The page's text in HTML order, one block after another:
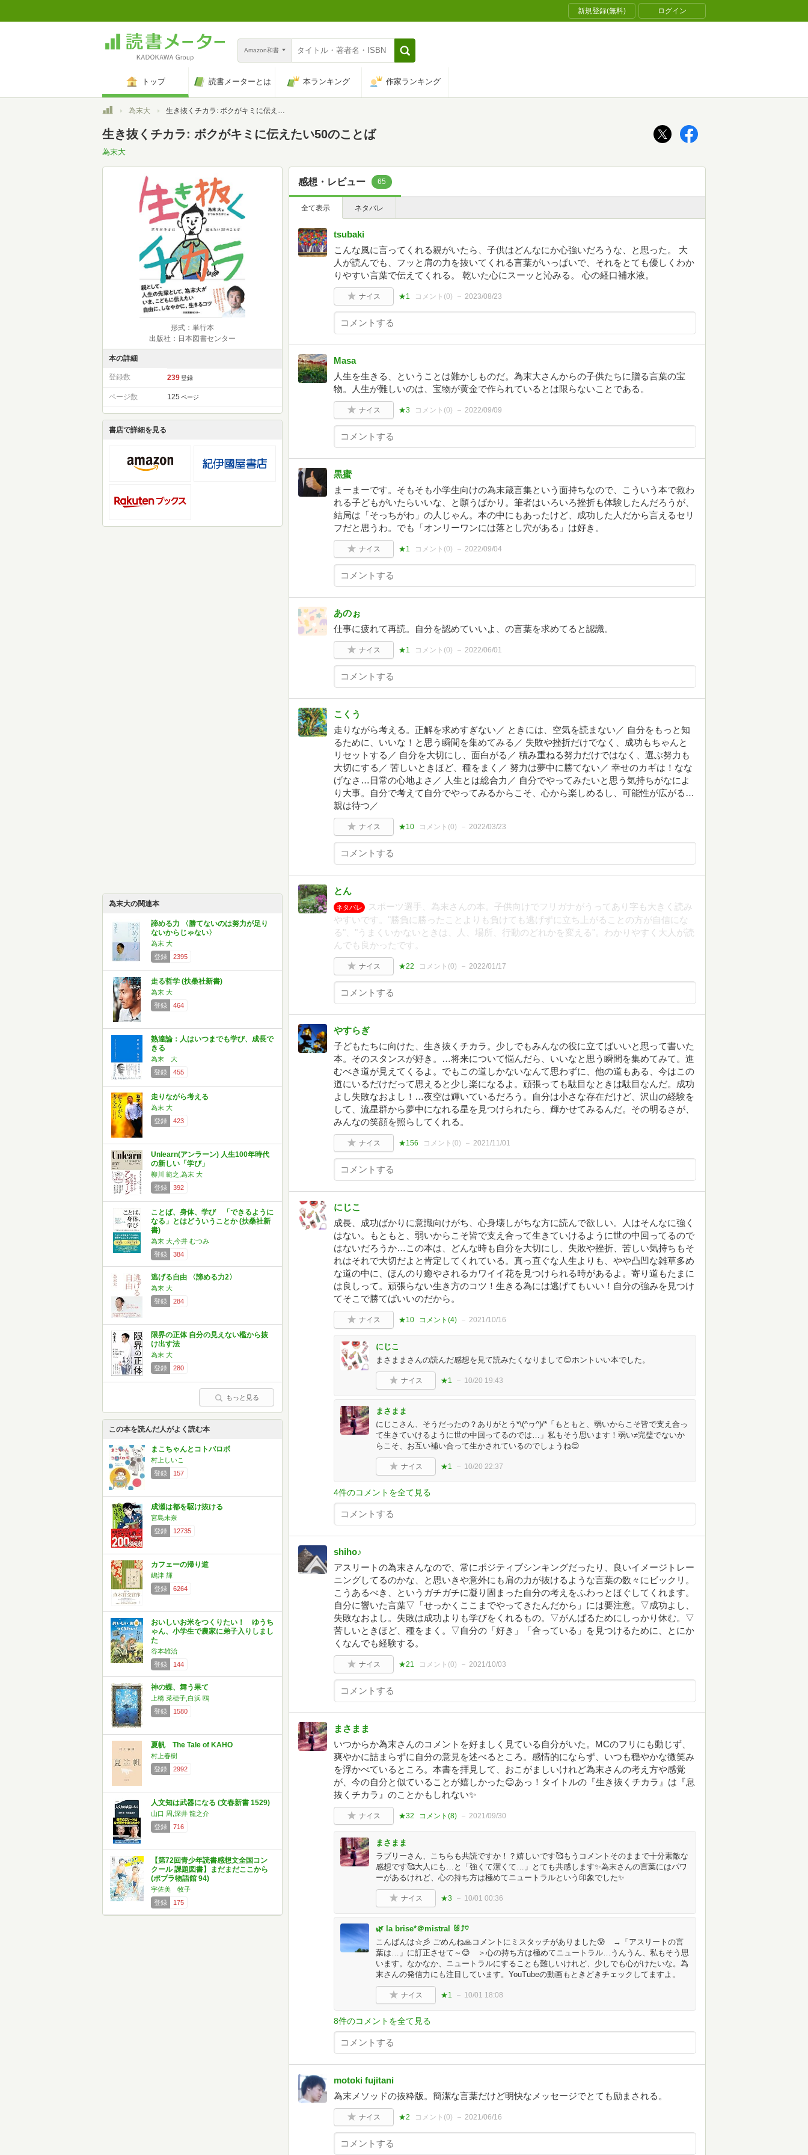
新規登録(無料) ログイン
Amazon和書
トップ 読書メーターとは 本ランキング 作家ランキング
トップ為末大 生き抜くチカラ: ボクがキミに伝えたい50のことば
生き抜くチカラ: ボクがキミに伝えたい50のことば
為末大
形式：単行本
出版社：日本図書センター
本の詳細
登録数 239 登録
ページ数 125 ページ
書店で詳細を見る
為末大の関連本
諦める力 〈勝てないのは努力が足り
ないからじゃない〉
為末 大
登録
2395
走る哲学 (扶桑社新書)
為末 大
登録
464
熟達論：人はいつまでも学び、成長で
きる
為末 大
登録
455
走りながら考える
為末 大
登録
423
Unlearn(アンラーン) 人生100年時代
の新しい「学び」
柳川 範之,為末 大
登録
392
ことば、身体、学び 「できるように
なる」とはどういうことか (扶桑社新
書)
為末 大,今井 むつみ
登録
384
逃げる自由 〈諦める力2〉
為末 大
登録
284
限界の正体 自分の見えない檻から抜
け出す法
為末 大
登録
280
もっと見る
この本を読んだ人がよく読む本
まこちゃんとコトバロボ
村上しいこ
登録
157
成瀬は都を駆け抜ける
宮島未奈
登録
12735
カフェーの帰り道
嶋津 輝
登録
6264
おいしいお米をつくりたい！ ゆうち
ゃん、小学生で農家に弟子入りしまし
た
谷本雄治
登録
144
神の蝶、舞う果て
上橋 菜穂子,白浜 鴎
登録
1580
夏帆 The Tale of KAHO
村上春樹
登録
2992
人文知は武器になる (文春新書 1529)
山口 周,深井 龍之介
登録
716
【第72回青少年読書感想文全国コン
クール 課題図書】まだまだここから
(ポプラ物語館 94)
宇佐美 牧子
登録
175
感想・レビュー 65
全て表示 ネタバレ
tsubaki
こんな風に言ってくれる親がいたら、子供はどんなにか心強いだろうな、と思った。 大
人が読んでも、フッと肩の力を抜いてくれる言葉がいっぱいで、それをとても優しくわか
りやすい言葉で伝えてくれる。 乾いた心にスーッと沁みる。 心の経口補水液。
ナイス ★1 コメント(0) 2023/08/23
Masa
人生を生きる、ということは難かしものだ。為末大さんからの子供たちに贈る言葉の宝
物。人生が難しいのは、宝物が黄金で作られているとは限らないことである。
ナイス ★3 コメント(0) 2022/09/09
黒蜜
まーまーです。そもそも小学生向けの為末箴言集という面持ちなので、こういう本で救わ
れる子どもがいたらいいな、と願うばかり。筆者はいろいろ挫折も体験したんだろうが、
結局は「そっちがわ」の人じゃん。本の中にもあったけど、成功した人だから言えるセリ
フだと思うわ。でも「オンリーワンには落とし穴がある」は好き。
ナイス ★1 コメント(0) 2022/09/04
あのぉ
仕事に疲れて再読。自分を認めていいよ、の言葉を求めてると認識。
ナイス ★1 コメント(0) 2022/06/01
こくう
走りながら考える。正解を求めすぎない／ ときには、空気を読まない／ 自分をもっと知
るために、いいな！と思う瞬間を集めてみる／ 失敗や挫折だけでなく、成功もちゃんと
リセットする／ 自分を大切にし、面白がる／ 積み重ねる努力だけではなく、選ぶ努力も
大切にする／ 苦しいときほど、種をまく／ 努力は夢中に勝てない／ 幸せのカギは！なな
げなさ…日常の心地よさ／ 人生とは総合力／ 自分でやってみたいと思う気持ちがなによ
り大事。自分で考えて自分でやってみるからこそ、心から楽しめるし、可能性が広がる…
親は待つ／
ナイス ★10 コメント(0) 2022/03/23
とん
ネタバレ
スポーツ選手、為末さんの本。子供向けでフリガナがうってあり字も大きく読み
やすいです。"勝負に勝ったことよりも負けても逃げずに立ち上がることの方が自信にな
る"、"うまくいかないときは、人、場所、行動のどれかを変える"。わかりやすく大人が読
んでも良かったです。
ナイス ★22 コメント(0) 2022/01/17
やすらぎ
子どもたちに向けた、生き抜くチカラ。少しでもみんなの役に立てばいいと思って書いた
本。そのスタンスが好き。…将来について悩んだら、いいなと思う瞬間を集めてみて。進
むべき道が見えてくるよ。でもこの道しかないなんて思わずに、他の道もある、今はこの
道にいるだけだって思えると少し楽になるよ。頑張っても駄目なときは駄目なんだ。成功
よし失敗なおよし！…夜空は輝いているだろう。自分は小さな存在だけど、沢山の経験を
して、流星群から夢中になれる星を見つけられたら、輝かせてみるんだ。その明るさが、
みんなの笑顔を照らしてくれる。
ナイス ★156 コメント(0) 2021/11/01
にじこ
成長、成功ばかりに意識向けがち、心身壊しがちな方に読んで欲しい。人はそんなに強く
はない。もともと、弱いからこそ皆で支え合って生きていけるように世の中回ってるので
はないだろうか…この本は、どんな時も自分を大切にし、失敗や挫折、苦しい気持ちもそ
れはそれで大切だよと肯定してくれている。真っ直ぐな人生よりも、やや凸凹な雑草多め
な道の中に、ほんのり癒やされるカワイイ花を見つけられる時があるよ。寄り道もたまに
は良しって。頑張らない生き方のコツ！生きる為には逃げてもいい！自分の強みを見つけ
てそこで勝てばいいのだから。
ナイス ★10 コメント(4) 2021/10/16
にじこ
まさままさんの読んだ感想を見て読みたくなりまして😊ホントいい本でした。
ナイス ★1 10/20 19:43
まさまま
にじこさん、そうだったの？ありがとう*\(^ヮ^)/*「もともと、弱いからこそ皆で支え合っ
て生きていけるように世の中回ってるのでは…」私もそう思います！弱い≠完璧でないか
らこそ、お互い補い合って生かされているのでしょうね😊
ナイス ★1 10/20 22:37
4件のコメントを全て見る
shiho♪
アスリートの為末さんなので、常にポジティブシンキングだったり、良いイメージトレー
ニングしてるのかな、と思いきや意外にも肩の力が抜けるような言葉の数々にビックリ。
こうあるべき、というガチガチに凝り固まった自分の考えをふわっとほぐしてくれます。
自分に響いた言葉▽「せっかくここまでやってきたんだから」には要注意。▽成功よし、
失敗なおよし。失敗は成功よりも学びをくれるもの。▽がんばるためにしっかり休む。▽
苦しいときほど、種をまく。▽自分の「好き」「合っている」を見つけるために、とにか
くなんでも経験する。
ナイス ★21 コメント(0) 2021/10/03
まさまま
いつからか為末さんのコメントを好ましく見ている自分がいた。MCのフリにも動じず、
爽やかに詰まらずに自分の意見を述べるところ。感情的にならず、いつも穏やかな微笑み
を浮かべているところ。本書を拝見して、おこがましいけれど為末さんの考え方や感覚
が、今の自分と似ていることが嬉しかった😊あっ！タイトルの『生き抜くチカラ』は『息
抜くチカラ』のことかもしれない✨
ナイス ★32 コメント(8) 2021/09/30
まさまま
ラブリーさん、こちらも共読ですか！？嬉しいです🥰もうコメントそのままで十分素敵な
感想です🥰大人にも…と「強くて潔くて…」とても共感します✨為末さんの言葉にはパワ
ーがあるけれど、心の持ち方は極めてニュートラルという印象でした✨
ナイス ★3 10/01 00:36
🌿 la brise*＠mistral 🐰⤴︎♡
こんばんは☆彡 ごめんね🙏コメントにミスタッチがありました😰 →「アスリートの言
葉は…」に訂正させて～😊 ＞心の持ち方は極めてニュートラル…うんうん、私もそう思
います。なかなか、ニュートラルにすることも難しいけれど、少しでも心がけたいな。為
末さんの発信力にも注目しています。YouTubeの動画もときどきチェックしてますよ。
ナイス ★1 10/01 18:08
8件のコメントを全て見る
motoki fujitani
為末メソッドの抜粋版。簡潔な言葉だけど明快なメッセージでとても励まされる。
ナイス ★2 コメント(0) 2021/06/16